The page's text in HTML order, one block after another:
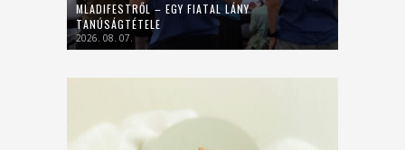
MLADIFESTRŐL – EGY FIATAL LÁNY
TANÚSÁGTÉTELE
2026. 08. 07.